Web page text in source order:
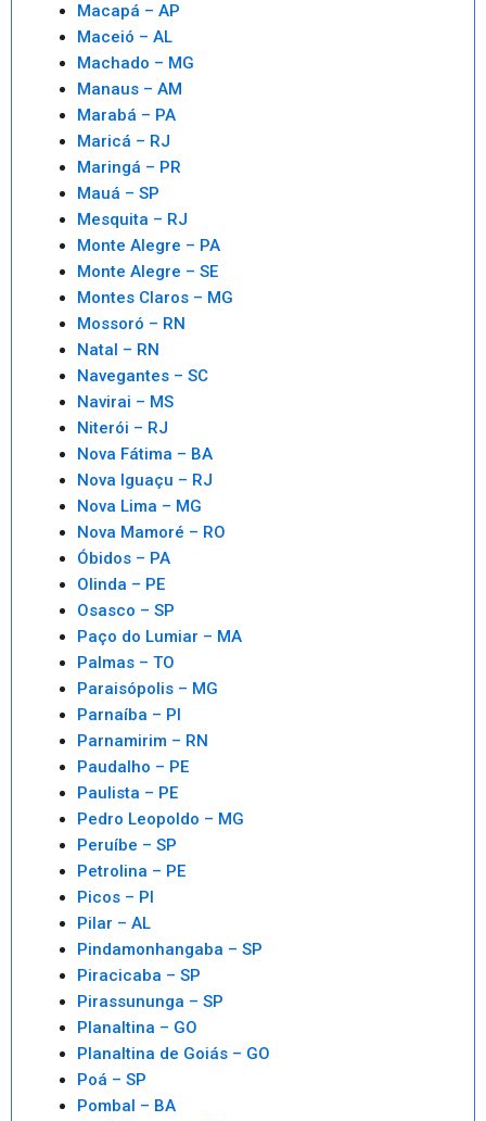
Macapá – AP
Maceió – AL
Machado – MG
Manaus – AM
Marabá – PA
Maricá – RJ
Maringá – PR
Mauá – SP
Mesquita – RJ
Monte Alegre – PA
Monte Alegre – SE
Montes Claros – MG
Mossoró – RN
Natal – RN
Navegantes – SC
Navirai – MS
Niterói – RJ
Nova Fátima – BA
Nova Iguaçu – RJ
Nova Lima – MG
Nova Mamoré – RO
Óbidos – PA
Olinda – PE
Osasco – SP
Paço do Lumiar – MA
Palmas – TO
Paraisópolis – MG
Parnaíba – PI
Parnamirim – RN
Paudalho – PE
Paulista – PE
Pedro Leopoldo – MG
Peruíbe – SP
Petrolina – PE
Picos – PI
Pilar – AL
Pindamonhangaba – SP
Piracicaba – SP
Pirassununga – SP
Planaltina – GO
Planaltina de Goiás – GO
Poá – SP
Pombal – BA